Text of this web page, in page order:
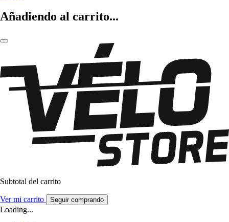
Añadiendo al carrito...
Subtotal del carrito
Ver mi carrito Seguir comprando
Loading...